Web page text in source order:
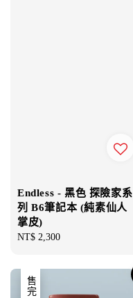
Endless - 黑色 探險家系
列 B6筆記本 (純素仙人
掌皮)
Regular
NT$ 2,300
售完